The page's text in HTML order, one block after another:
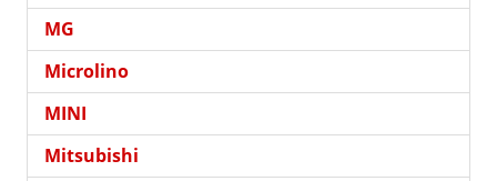
MG
Microlino
MINI
Mitsubishi